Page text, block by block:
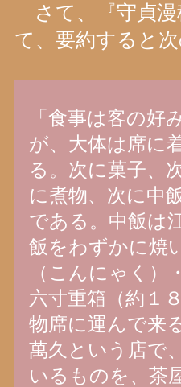
さて、『守貞漫
て、要約すると
「食事は客の
が、大体は席に
る。次に菓子、
に煮物、次に中
である。中飯は
飯をわずかに焼
（こんにゃく）
六寸重箱（約１
物席に運んで来
萬久という店で
いるものを、茶